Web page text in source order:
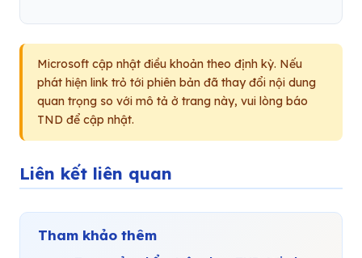
Microsoft cập nhật điều khoản theo định kỳ. Nếu
phát hiện link trỏ tới phiên bản đã thay đổi nội dung
quan trọng so với mô tả ở trang này, vui lòng báo
TND để cập nhật.
Liên kết liên quan
Tham khảo thêm